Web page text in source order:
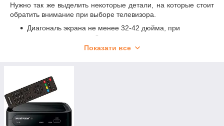
Нужно так же выделить некоторые детали, на которые стоит
обратить внимание при выборе телевизора.
Диагональ экрана не менее 32-42 дюйма, при
установки такого устройства на оптимальном
расстоянии 2.5-3 метра, не будет потери качества
гаджетов для просмотра любимых фотографии и
других файлов на большом экране с повышенной
чёткостью и естественностью изображения.
Вбудований тв тюнер з діапазонами DVB-C, DVB-S2,
DVB-T2, розширює доступ для перегляду цифрового
Показати все